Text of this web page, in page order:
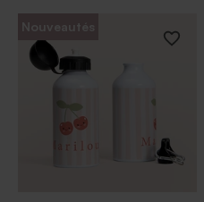
Nouveautés